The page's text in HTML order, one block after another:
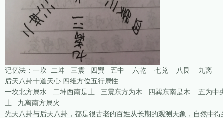
记忆法：一坎 二坤 三震 四巽 五中 六乾 七兑 八艮 九离
后天八卦十道天心 四维方位五行属性
一坎北方属水 二坤西南是土 三震东方为木 四巽东南是木 五为
土 九离南方属火
先天八卦与后天八卦，都是很古老的百姓从长期的观测天象，自然中